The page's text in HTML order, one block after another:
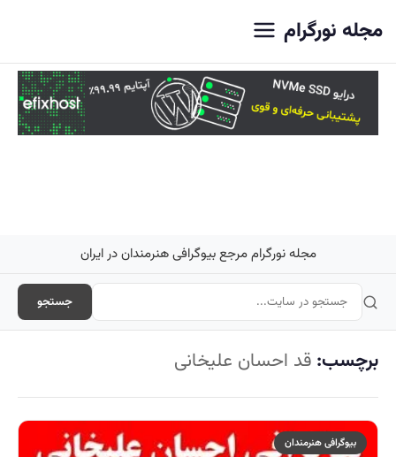
مجله نورگرام
مجله نورگرام مرجع بیوگرافی هنرمندان در ایران
جستجو
برچسب: قد احسان علیخانی
بیوگرافی هنرمندان